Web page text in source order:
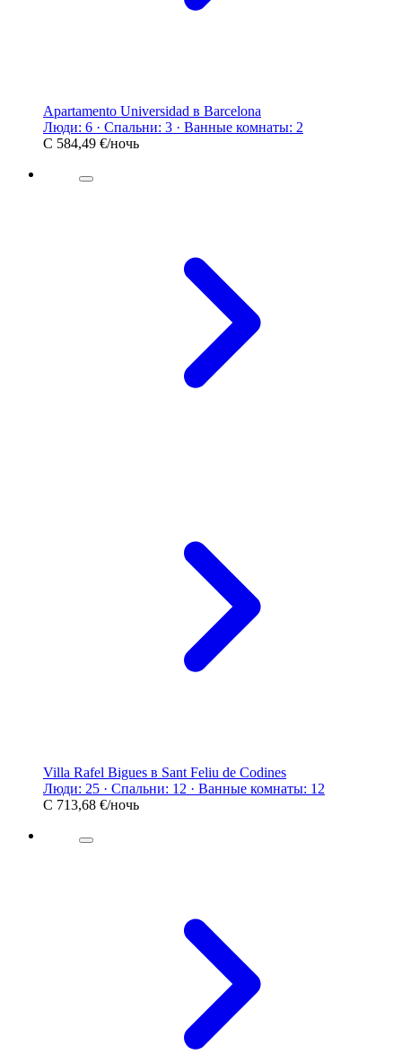
Apartamento Universidad в Barcelona
Люди: 6 · Спальни: 3 · Ванные комнаты: 2
С 584,49 €/ночь
Villa Rafel Bigues в Sant Feliu de Codines
Люди: 25 · Спальни: 12 · Ванные комнаты: 12
С 713,68 €/ночь